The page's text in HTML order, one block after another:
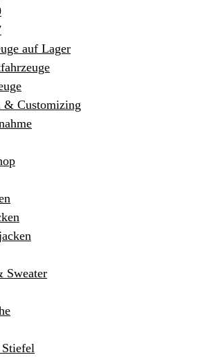
auf Lager
& Customizing
Sweater